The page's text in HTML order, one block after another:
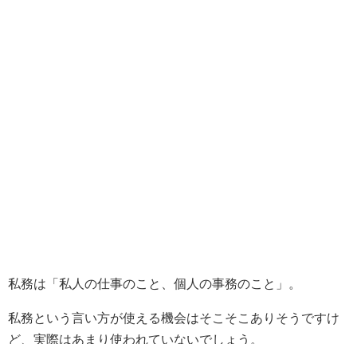
私務は「私人の仕事のこと、個人の事務のこと」。
私務という言い方が使える機会はそこそこありそうですけ
ど、実際はあまり使われていないでしょう。